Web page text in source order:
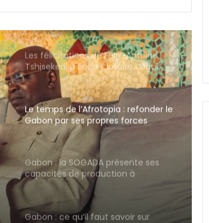
Tshisekedi à Brice Clotaire Oligui
Gabon
Le temps de l’Afrotopia : refonder le
Gabon par ses propres forces
Gabon : la SOGADA présente ses
capacités de production à
l’ambassadeur d’Angola
Gabon : ce qu’il faut savoir sur
l’engagement décennal pour les
nouveaux bacheliers
Trois ans après la parution de